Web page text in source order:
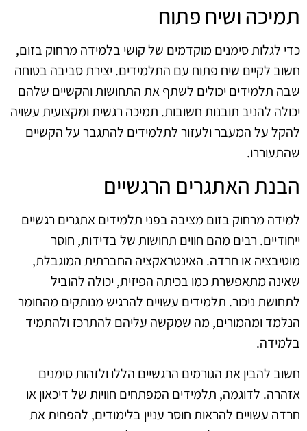
תמיכה ושיח פתוח
כדי לגלות סימנים מוקדמים של קושי בלמידה מרחוק בזום,
חשוב לקיים שיח פתוח עם התלמידים. יצירת סביבה בטוחה
שבה תלמידים יכולים לשתף את התחושות והקשיים שלהם
יכולה להניב תובנות חשובות. תמיכה רגשית ומקצועית עשויה
להקל על המעבר ולעזור לתלמידים להתגבר על הקשיים
שהתעוררו.
הבנת האתגרים הרגשיים
למידה מרחוק בזום מציבה בפני תלמידים אתגרים רגשיים
ייחודיים. רבים מהם חווים תחושות של בדידות, חוסר
מוטיבציה או חרדה. האינטראקציה החברתית המוגבלת,
שאינה מתאפשרת כמו בכיתה הפיזית, יכולה להוביל
לתחושת ניכור. תלמידים עשויים להרגיש מנותקים מהחומר
הנלמד ומהמורים, מה שמקשה עליהם להתרכז ולהתמיד
בלמידה.
חשוב להבין את הגורמים הרגשיים הללו ולזהות סימנים
אזהרה. לדוגמה, תלמידים המפתחים חוויות של דיכאון או
חרדה עשויים להראות חוסר עניין בלימודים, להפחית את